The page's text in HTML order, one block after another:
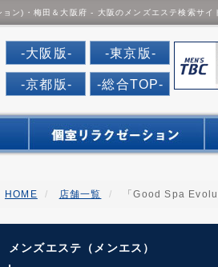
)・梅田＆大阪府 - 大阪のメンズエステ検索サイ
んなび
-大阪版- -東京版-
-京都版- -総合TOP-
HOME 店舗一覧 「Good Spa
メンズエステ（メンエス）